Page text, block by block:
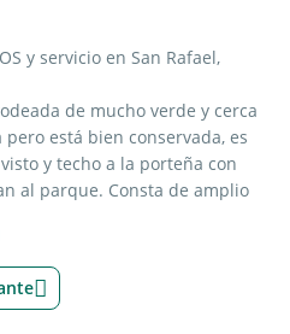
y servicio en San Rafael,
de mucho verde y cerca
está bien conservada, es
y techo a la porteña con
al parque. Consta de amplio
de servicio con baño, 3
suite, 2 baños, parrillero